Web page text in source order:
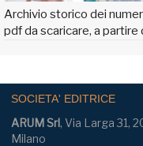
Archivio storico dei
pdf da scaricare, a partire
SOCIETA' EDITRICE
ARUM Srl, Via Larga 31,
Milano